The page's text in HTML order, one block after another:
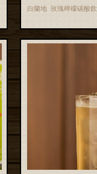
白蘭地 玫瑰檸檬碳酸飲